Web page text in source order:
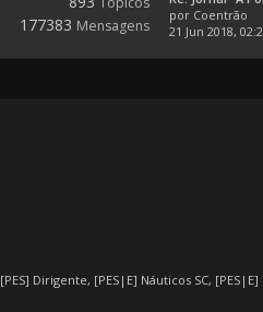
177383 Mensagens
por Coentrão
21 Jun 2018,
[PES] Dirigente, [PES|E] Náuticos SC,